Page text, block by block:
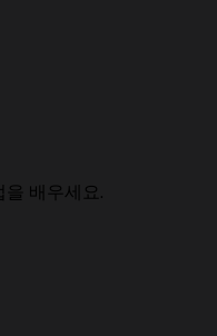
배우세요.